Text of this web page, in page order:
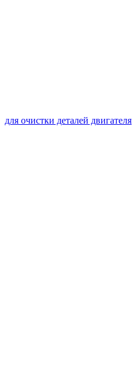
для очистки деталей двигателя